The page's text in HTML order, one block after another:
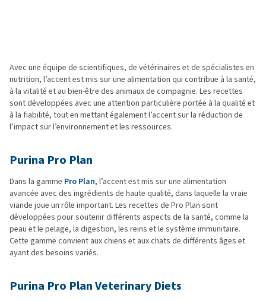
Avec une équipe de scientifiques, de vétérinaires et de spécialistes en
nutrition, l’accent est mis sur une alimentation qui contribue à la santé,
à la vitalité et au bien-être des animaux de compagnie. Les recettes
sont développées avec une attention particulière portée à la qualité et
à la fiabilité, tout en mettant également l’accent sur la réduction de
l’impact sur l’environnement et les ressources.
Purina Pro Plan
Dans la gamme Pro Plan, l’accent est mis sur une alimentation
avancée avec des ingrédients de haute qualité, dans laquelle la vraie
viande joue un rôle important. Les recettes de Pro Plan sont
développées pour soutenir différents aspects de la santé, comme la
peau et le pelage, la digestion, les reins et le système immunitaire.
Cette gamme convient aux chiens et aux chats de différents âges et
ayant des besoins variés.
Purina Pro Plan Veterinary Diets